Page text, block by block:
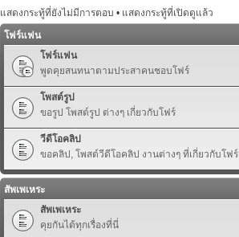
แสดงกระทู้ที่ยังไม่มีการตอบ • แสดงกระทู้ที่เปิดดูแล้ว
โฟร์แฟน
โฟร์แฟน
พูดคุยสนทนาตามประสาคนชอบโฟร์
โพสต์รูป
ขอรูป โพสต์รูป ต่างๆ เกี่ยวกับโฟร์
วีดีโอคลิป
ขอคลิป, โพสต์วีดีโอคลิป งานต่างๆ ที่เกี่ยวกับโฟร์
สัพเพเหระ
สัพเพเหระ
คุยกันได้ทุกเรื่องที่นี่